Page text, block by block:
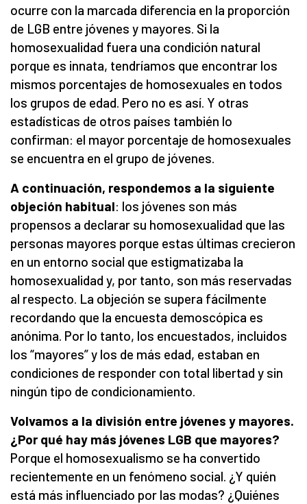
ocurre con la marcada diferencia en la proporción
de LGB entre jóvenes y mayores. Si la
homosexualidad fuera una condición natural
porque es innata, tendríamos que encontrar los
mismos porcentajes de homosexuales en todos
los grupos de edad. Pero no es así. Y otras
estadísticas de otros países también lo
confirman: el mayor porcentaje de homosexuales
se encuentra en el grupo de jóvenes.
A continuación, respondemos a la siguiente
objeción habitual: los jóvenes son más
propensos a declarar su homosexualidad que las
personas mayores porque estas últimas crecieron
en un entorno social que estigmatizaba la
homosexualidad y, por tanto, son más reservadas
al respecto. La objeción se supera fácilmente
recordando que la encuesta demoscópica es
anónima. Por lo tanto, los encuestados, incluidos
los “mayores” y los de más edad, estaban en
condiciones de responder con total libertad y sin
ningún tipo de condicionamiento.
Volvamos a la división entre jóvenes y mayores.
¿Por qué hay más jóvenes LGB que mayores?
Porque el homosexualismo se ha convertido
recientemente en un fenómeno social. ¿Y quién
está más influenciado por las modas? ¿Quiénes